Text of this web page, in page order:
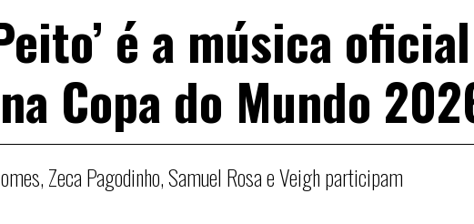
é a música oficial
Copa do Mundo
Zeca Pagodinho, Samuel Rosa e Veigh participam